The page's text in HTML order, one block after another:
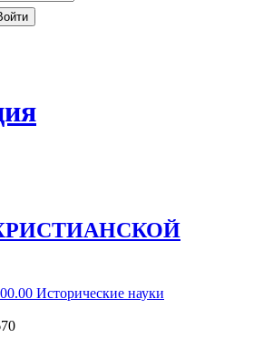
Исторические науки